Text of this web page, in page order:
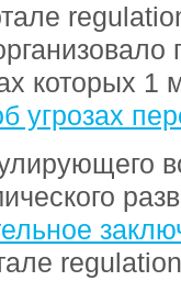
которых 1
угрозах